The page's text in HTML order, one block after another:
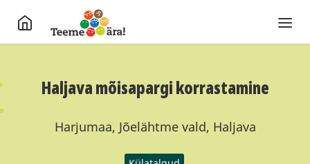
Haljava mõisapargi korrastamine
Harjumaa, Jõelähtme vald, Haljava